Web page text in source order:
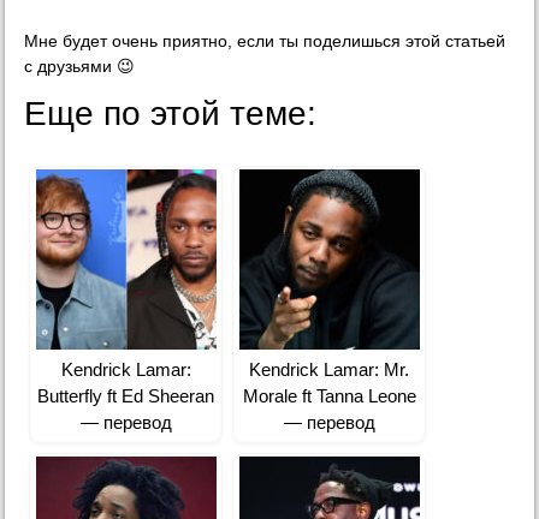
Мне будет очень приятно, если ты поделишься этой статьей
с друзьями 😉
Еще по этой теме:
Kendrick Lamar:
Butterfly ft Ed Sheeran
— перевод
Kendrick Lamar: Mr.
Morale ft Tanna Leone
— перевод